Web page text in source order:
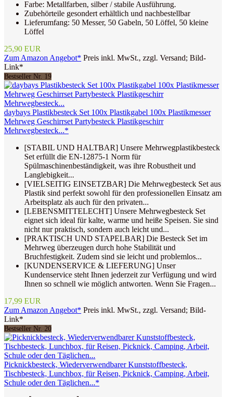
Farbe: Metallfarben, silber / stabile Ausführung.
Zubehörteile gesondert erhältlich und nachbestellbar
Lieferumfang: 50 Messer, 50 Gabeln, 50 Löffel, 50 kleine
Löffel
25,90 EUR
Zum Amazon Angebot* Preis inkl. MwSt., zzgl. Versand; Bild-
Link*
Bestseller Nr. 19
daybays Plastikbesteck Set 100x Plastikgabel 100x Plastikmesser
Mehrweg Geschirrset Partybesteck Plastikgeschirr
Mehrwegbesteck...*
[STABIL UND HALTBAR] Unsere Mehrwegplastikbesteck
Set erfüllt die EN-12875-1 Norm für
Spülmaschinenbeständigkeit, was ihre Robustheit und
Langlebigkeit...
[VIELSEITIG EINSETZBAR] Die Mehrwegbesteck Set aus
Plastik sind perfekt sowohl für den professionellen Einsatz am
Arbeitsplatz als auch für den privaten...
[LEBENSMITTELECHT] Unsere Mehrwegbesteck Set
eignet sich ideal für kalte, warme und heiße Speisen. Sie sind
nicht nur praktisch, sondern auch leicht und...
[PRAKTISCH UND STAPELBAR] Die Besteck Set im
Mehrweg überzeugen durch hohe Stabilität und
Bruchfestigkeit. Zudem sind sie leicht und problemlos...
[KUNDENSERVICE & LIEFERUNG] Unser
Kundenservice steht Ihnen jederzeit zur Verfügung und wird
Ihnen so schnell wie möglich antworten. Wenn Sie Fragen...
17,99 EUR
Zum Amazon Angebot* Preis inkl. MwSt., zzgl. Versand; Bild-
Link*
Bestseller Nr. 20
Picknickbesteck, Wiederverwendbarer Kunststoffbesteck,
Tischbesteck, Lunchbox, für Reisen, Picknick, Camping, Arbeit,
Schule oder den Täglichen...*